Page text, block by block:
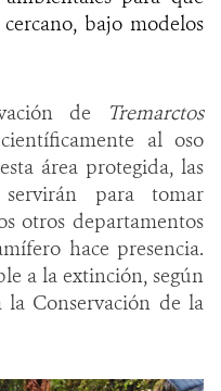
bajo modelos
de
Tremarctos
al oso
área protegida, las
para tomar
otros departamentos
hace presencia.
a la extinción, según
Conservación de la